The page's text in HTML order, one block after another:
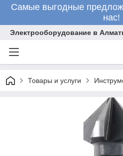
Самые выгодные
нас!
Электрооборудование в
Товары и услуги